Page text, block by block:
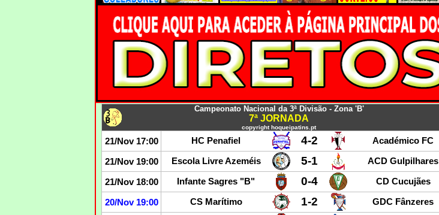
Campeonato Nacional da 3ª Divisão - Zona 'B'
7ª JORNADA
copyright hoqueipatins.pt
21/Nov 17:00 HC Penafiel 4-2 Académico FC
21/Nov 19:00 Escola Livre Azeméis 5-1 ACD Gulpilhares
21/Nov 18:00 Infante Sagres "B" 0-4 CD Cucujães
20/Nov 19:00 CS Marítimo 1-2 GDC Fânzeres